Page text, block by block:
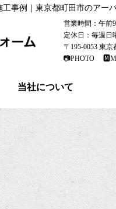
事例｜東京都町田市のアー
営業時間：午前
定休日：毎週日
〒195-0053 東
📷PHOTO
当社について